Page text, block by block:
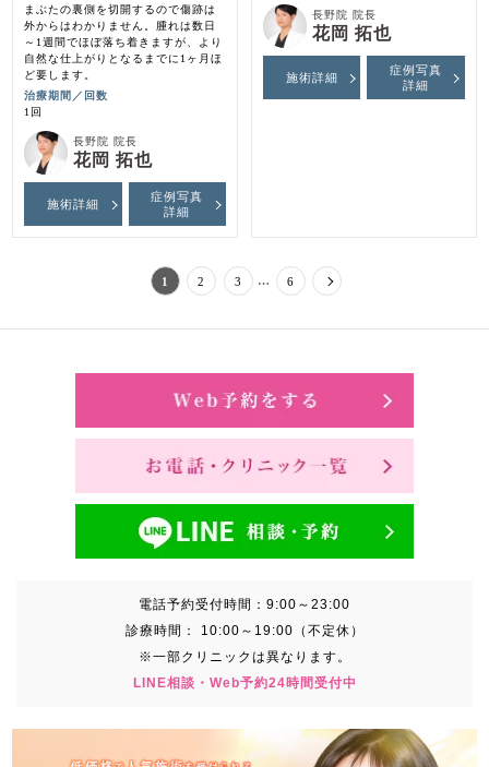
まぶたの裏側を切開するので傷跡は
外からはわかりません。腫れは数日
～1週間でほぼ落ち着きますが、より
自然な仕上がりとなるまでに1ヶ月ほ
ど要します。
治療期間／回数
1回
長野院 院長
花岡 拓也
施術詳細
症例写真
詳細
長野院 院長
花岡 拓也
施術詳細
症例写真
詳細
1 2 3 … 6
電話予約受付時間： 9:00～23:00
診療時間：
10:00～19:00（不定休）
※一部クリニックは異なります。
LINE相談・Web予約24時間受付中